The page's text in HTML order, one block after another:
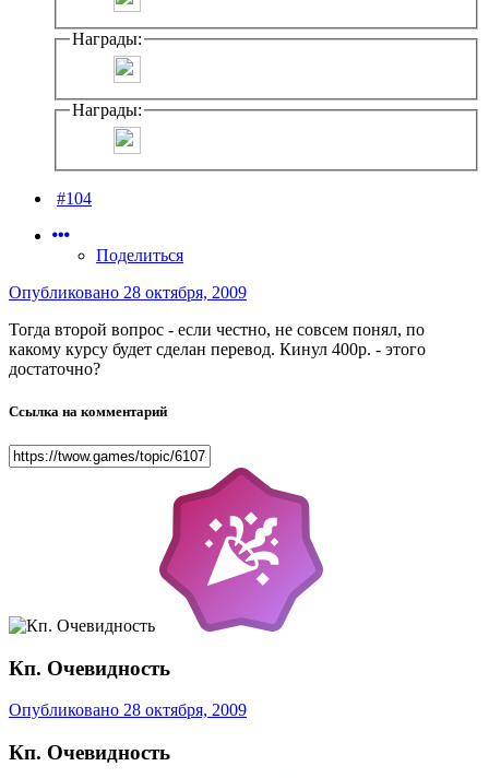
Награды:
Награды:
#104
Поделиться
Опубликовано 28 октября, 2009
Тогда второй вопрос - если честно, не совсем понял, по
какому курсу будет сделан перевод. Кинул 400р. - этого
достаточно?
Ссылка на комментарий
Кп. Очевидность
Опубликовано 28 октября, 2009
Кп. Очевидность